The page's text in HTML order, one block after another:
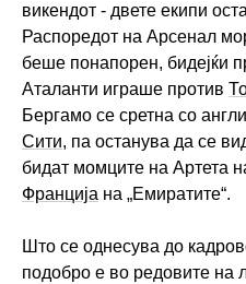
викендот - двете екипи
Распоредот на Арсенал
беше понапорен, бидејќи
Аталанти играше против
Бергамо се сретна со
Сити, па останува да се
бидат момците на Артета
Франција на „Емиратите“.
Што се однесува до
подобро е во редовите на